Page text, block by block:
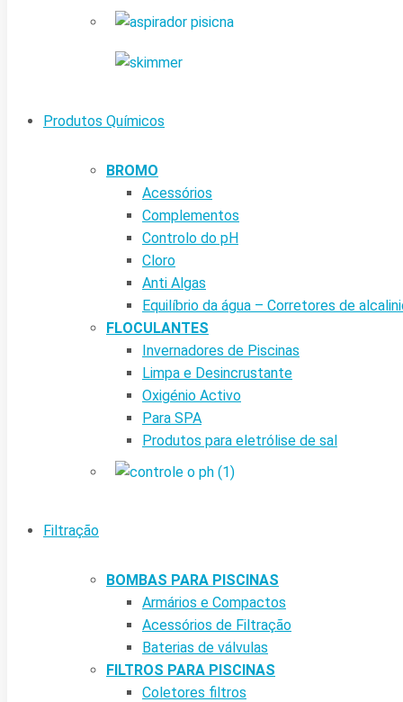
Produtos Químicos
BROMO
Acessórios
Complementos
Controlo do pH
Cloro
Anti Algas
Equilíbrio da água – Corretores de
FLOCULANTES
Invernadores de Piscinas
Limpa e Desincrustante
Oxigénio Activo
Para SPA
Produtos para eletrólise de sal
Filtração
BOMBAS PARA PISCINAS
Armários e Compactos
Acessórios de Filtração
Baterias de válvulas
FILTROS PARA PISCINAS
Coletores filtros